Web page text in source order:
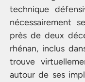
technique
nécessairement
près de deux
rhénan, inclus
trouve
autour de ses